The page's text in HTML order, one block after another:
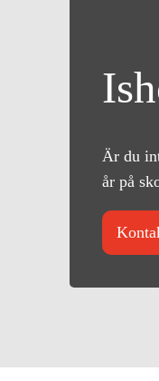
Är du
år på